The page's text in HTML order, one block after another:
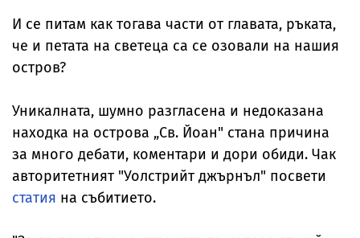
И се питам как тогава части от главата, ръката,
че и петата на светеца са се озовали на нашия
остров?
Уникалната, шумно разгласена и недоказана
находка на острова „Св. Йоан" стана причина
за много дебати, коментари и дори обиди. Чак
авторитетният "Уолстрийт джърнъл" посвети
статия на събитието.